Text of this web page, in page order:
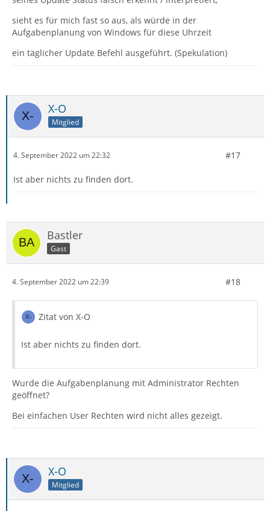
sieht es für mich fast so aus, als würde in der
Aufgabenplanung von Windows für diese Uhrzeit
ein täglicher Update Befehl ausgeführt. (Spekulation)
X-O
Mitglied
4. September 2022 um 22:32 #17
Ist aber nichts zu finden dort.
Bastler
Gast
4. September 2022 um 22:39 #18
Zitat von X-O
Ist aber nichts zu finden dort.
Wurde die Aufgabenplanung mit Administrator Rechten
geöffnet?
Bei einfachen User Rechten wird nicht alles gezeigt.
X-O
Mitglied